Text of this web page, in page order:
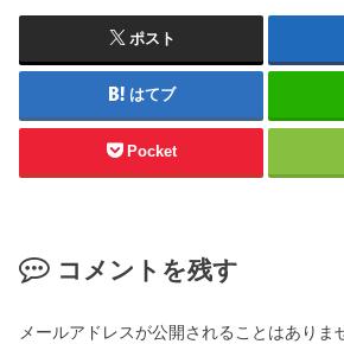
ポスト
はてブ
Pocket
コメントを残す
メールアドレスが公開されることはありま